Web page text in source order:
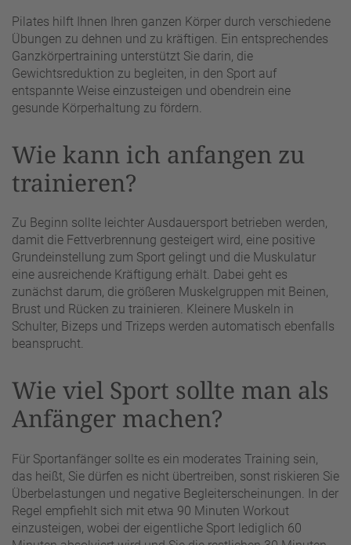
Pilates hilft Ihnen Ihren ganzen Körper durch verschiedene
Übungen zu dehnen und zu kräftigen. Ein entsprechendes
Ganzkörpertraining unterstützt Sie darin, die
Gewichtsreduktion zu begleiten, in den Sport auf
entspannte Weise einzusteigen und obendrein eine
gesunde Körperhaltung zu fördern.
Wie kann ich anfangen zu
trainieren?
Zu Beginn sollte leichter Ausdauersport betrieben werden,
damit die Fettverbrennung gesteigert wird, eine positive
Grundeinstellung zum Sport gelingt und die Muskulatur
eine ausreichende Kräftigung erhält. Dabei geht es
zunächst darum, die größeren Muskelgruppen mit Beinen,
Brust und Rücken zu trainieren. Kleinere Muskeln in
Schulter, Bizeps und Trizeps werden automatisch ebenfalls
beansprucht.
Wie viel Sport sollte man als
Anfänger machen?
Für Sportanfänger sollte es ein moderates Training sein,
das heißt, Sie dürfen es nicht übertreiben, sonst riskieren Sie
Überbelastungen und negative Begleiterscheinungen. In der
Regel empfiehlt sich mit etwa 90 Minuten Workout
einzusteigen, wobei der eigentliche Sport lediglich 60